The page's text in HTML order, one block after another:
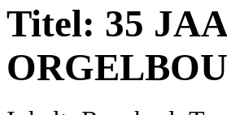
Titel: 35